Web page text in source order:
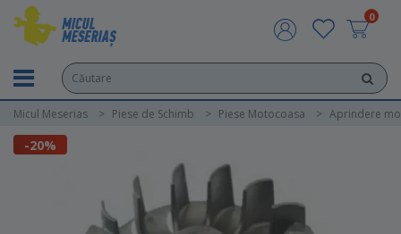
0
Micul Meserias Piese de Schimb Piese Motocoasa Aprindere
-20%